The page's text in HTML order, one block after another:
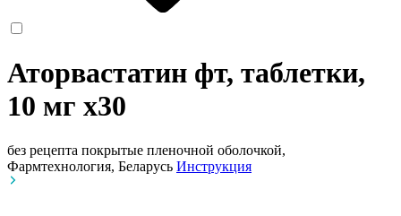
Аторвастатин фт, таблетки,
10 мг x30
без рецепта покрытые пленочной оболочкой,
Фармтехнология, Беларусь Инструкция